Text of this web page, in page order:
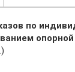
по